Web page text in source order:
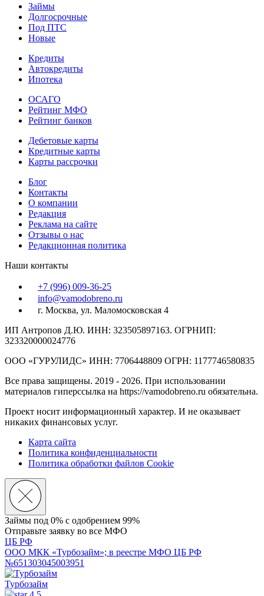
Займы
Долгосрочные
Под ПТС
Новые
Кредиты
Автокредиты
Ипотека
ОСАГО
Рейтинг МФО
Рейтинг банков
Дебетовые карты
Кредитные карты
Карты рассрочки
Блог
Контакты
О компании
Редакция
Реклама на сайте
Отзывы о нас
Редакционная политика
Наши контакты
+7 (996) 009-36-25
info@vamodobreno.ru
г. Москва, ул. Маломосковская 4
ИП Антропов Д.Ю. ИНН: 323505897163. ОГРНИП:
323320000024776
ООО «ГУРУЛИДС» ИНН: 7706448809 ОГРН: 1177746580835
Все права защищены. 2019 - 2026. При использовании
материалов гиперссылка на https://vamodobreno.ru обязательна.
Проект носит информационный характер. И не оказывает
никаких финансовых услуг.
Карта сайта
Политика конфиденциальности
Политика обработки файлов Cookie
Займы под 0% с одобрением 99%
Отправьте заявку во все МФО
ЦБ РФ
ООО МКК «Турбозайм»; в реестре МФО ЦБ РФ
№651303045003951
Турбозайм